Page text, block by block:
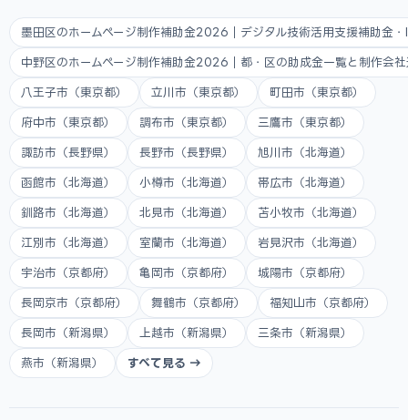
墨田区のホームページ制作補助金2026｜デジタル技術活用支援補助金
中野区のホームページ制作補助金2026｜都・区の助成金一覧と制作会
八王子市（東京都） 立川市（東京都） 町田市（東京都）
府中市（東京都） 調布市（東京都） 三鷹市（東京都）
諏訪市（長野県） 長野市（長野県） 旭川市（北海道）
函館市（北海道） 小樽市（北海道） 帯広市（北海道）
釧路市（北海道） 北見市（北海道） 苫小牧市（北海道）
江別市（北海道） 室蘭市（北海道） 岩見沢市（北海道）
宇治市（京都府） 亀岡市（京都府） 城陽市（京都府）
長岡京市（京都府） 舞鶴市（京都府） 福知山市（京都府）
長岡市（新潟県） 上越市（新潟県） 三条市（新潟県）
燕市（新潟県） すべて見る →